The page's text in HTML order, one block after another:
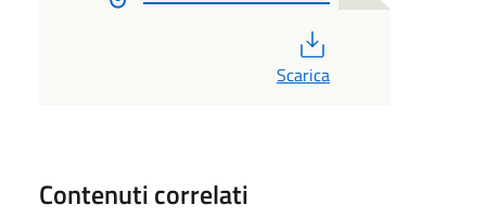
Scarica
Contenuti correlati